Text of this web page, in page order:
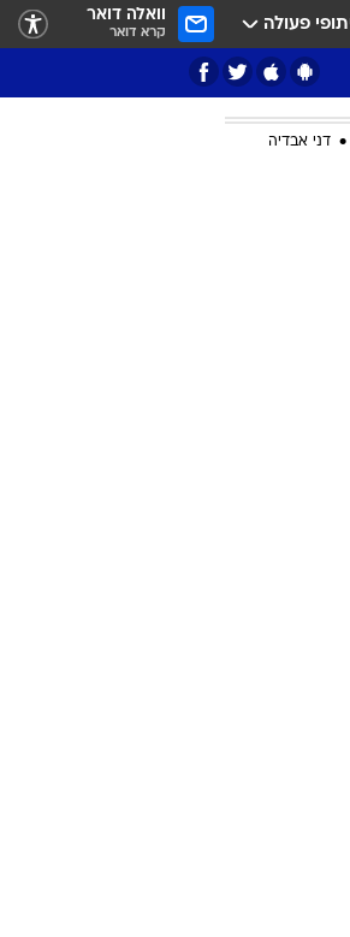
פעולה וואלה דואר
קרא דואר
דני אבדיה